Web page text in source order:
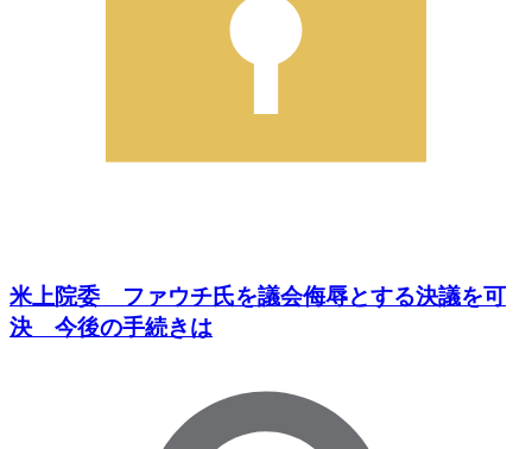
米上院委 ファウチ氏を議会侮辱とする決議を可
決 今後の手続きは